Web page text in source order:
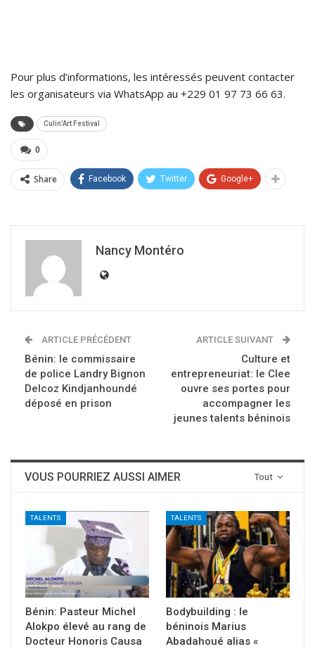
Pour plus d’informations, les intéressés peuvent contacter
les organisateurs via WhatsApp au +229 01 97 73 66 63.
Culin’Art Festival
0
Share Facebook Twitter Google+
Nancy Montéro
ARTICLE PRÉCÉDENT
Bénin: le commissaire
de police Landry Bignon
Delcoz Kindjanhoundé
déposé en prison
ARTICLE SUIVANT
Culture et
entrepreneuriat: le Clee
ouvre ses portes pour
accompagner les
jeunes talents béninois
Tout
VOUS POURRIEZ AUSSI AIMER
TALENTS
Bénin: Pasteur Michel
Alokpo élevé au rang de
Docteur Honoris Causa
TALENTS
Bodybuilding : le
béninois Marius
Abadahoué alias «